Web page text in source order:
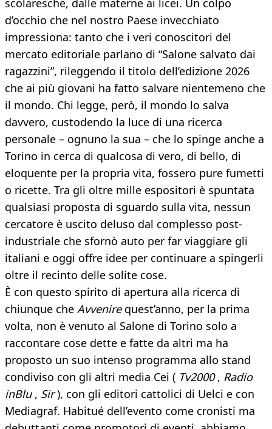
scolaresche, dalle materne ai licei. Un colpo
d’occhio che nel nostro Paese invecchiato
impressiona: tanto che i veri conoscitori del
mercato editoriale parlano di “Salone salvato dai
ragazzini”, rileggendo il titolo dell’edizione 2026
che ai più giovani ha fatto salvare nientemeno che
il mondo. Chi legge, però, il mondo lo salva
davvero, custodendo la luce di una ricerca
personale – ognuno la sua – che lo spinge anche a
Torino in cerca di qualcosa di vero, di bello, di
eloquente per la propria vita, fossero pure fumetti
o ricette. Tra gli oltre mille espositori è spuntata
qualsiasi proposta di sguardo sulla vita, nessun
cercatore è uscito deluso dal complesso post-
industriale che sfornò auto per far viaggiare gli
italiani e oggi offre idee per continuare a spingerli
oltre il recinto delle solite cose.
È con questo spirito di apertura alla ricerca di
chiunque che Avvenirequest’anno, per la prima
volta, non è venuto al Salone di Torino solo a
raccontare cose dette e fatte da altri ma ha
proposto un suo intenso programma allo stand
condiviso con gli altri media Cei ( Tv2000, Radio
inBlu, Sir), con gli editori cattolici di Uelci e con
Mediagraf. Habitué dell’evento come cronisti ma